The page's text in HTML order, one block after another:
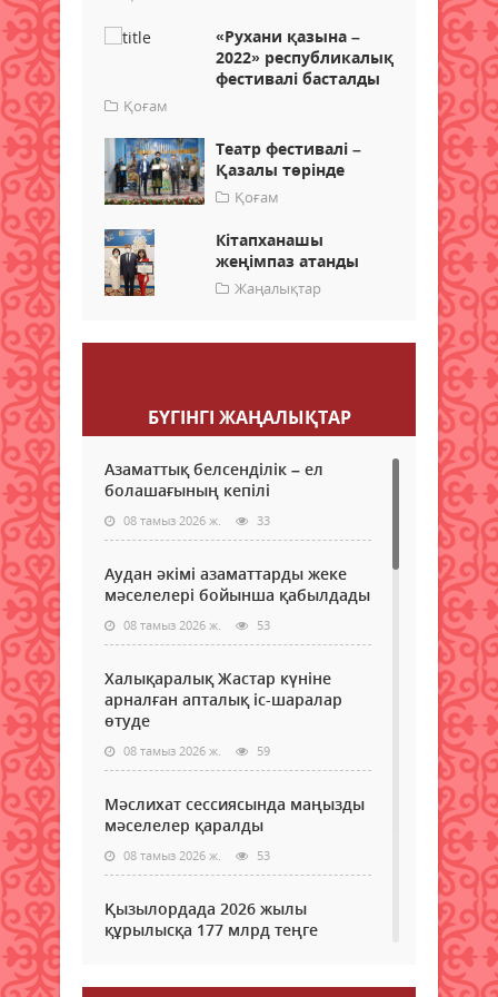
«Рухани қазына –
2022» республикалық
фестивалі басталды
Қоғам
Театр фестивалі –
Қазалы төрінде
Қоғам
Кітапханашы
жеңімпаз атанды
Жаңалықтар
БҮГІНГI ЖАҢАЛЫҚТАР
Азаматтық белсенділік – ел
болашағының кепілі
08 тамыз 2026 ж. 33
Аудан әкімі азаматтарды жеке
мәселелері бойынша қабылдады
08 тамыз 2026 ж. 53
Халықаралық Жастар күніне
арналған апталық іс-шаралар
өтуде
08 тамыз 2026 ж. 59
Мәслихат сессиясында маңызды
мәселелер қаралды
08 тамыз 2026 ж. 53
Қызылордада 2026 жылы
құрылысқа 177 млрд теңге